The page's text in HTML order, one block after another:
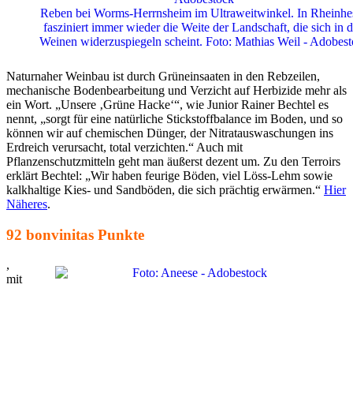
Reben bei Worms-Herrnsheim im Ultraweitwinkel. In
fasziniert immer wieder die Weite der Landschaft, die sich in
Weinen widerzuspiegeln scheint. Foto: Mathias Weil -
Naturnaher Weinbau ist durch Grüneinsaaten in den Rebzeilen,
mechanische Bodenbearbeitung und Verzicht auf Herbizide mehr als
ein Wort. „Unsere ‚Grüne Hacke‘“, wie Junior Rainer Bechtel es
nennt, „sorgt für eine natürliche Stickstoffbalance im Boden, und so
können wir auf chemischen Dünger, der Nitratauswaschungen ins
Erdreich verursacht, total verzichten.“ Auch mit
Pflanzenschutzmitteln geht man äußerst dezent um. Zu den Terroirs
erklärt Bechtel: „Wir haben feurige Böden, viel Löss-Lehm sowie
kalkhaltige Kies- und Sandböden, die sich prächtig erwärmen.“ Hier
Näheres.
92 bonvinitas Punkte
,
mit